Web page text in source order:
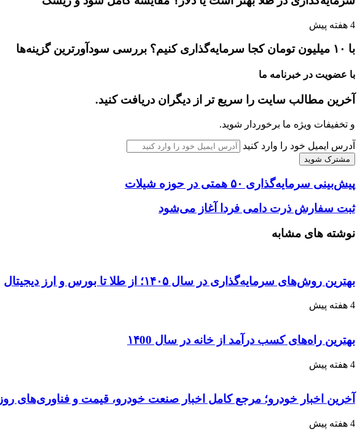
4 هفته پیش
با ۱۰ میلیون تومان کجا سرمایه‌گذاری کنیم؟ بررسی سودآورترین گزینه‌ها
با عضویت در خبرنامه ما
آخرین مطالب سایت را سریع تر از دیگران دریافت کنید.
و تخفیفات ویژه ما برخوردار شوید.
آدرس ایمیل خود را وارد کنید
پیش‌بینی سرمایه‌گذاری ۵۰ همتی در حوزه شیلات
ثبت سفارش ذرت دامی فردا آغاز می‌شود
نوشته های مشابه
بهترین روش‌های سرمایه‌گذاری در سال ۱۴۰۵؛ از طلا تا بورس و ارز دیجیتال
4 هفته پیش
بهترین راه‌های کسب درآمد از خانه در سال ۱۴00
4 هفته پیش
آخرین اخبار خودرو؛ مرجع کامل اخبار صنعت خودرو، قیمت و فناوری‌های روز
4 هفته پیش